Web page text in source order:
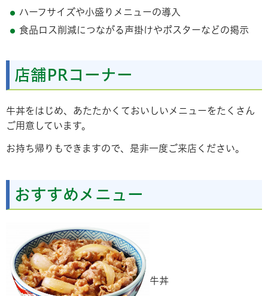
ハーフサイズや小盛りメニューの導入
食品ロス削減につながる声掛けやポスターなどの掲示
店舗PRコーナー
牛丼をはじめ、あたたかくておいしいメニューをたくさん
ご用意しています。
お持ち帰りもできますので、是非一度ご来店ください。
おすすめメニュー
牛丼